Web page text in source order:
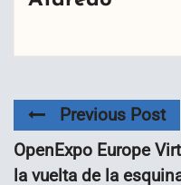
Previous Post
OpenExpo Europe
la vuelta de la